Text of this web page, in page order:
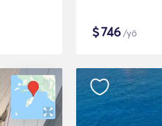
$746/yö